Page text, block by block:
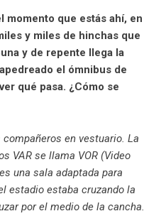
momento que estás ahí, en
y miles de hinchas que
y de repente llega la
el ómnibus de
qué pasa. ¿Cómo se
en vestuario. La
VAR se llama VOR (Video
una sala adaptada para
estadio estaba cruzando la
por el medio de la cancha.